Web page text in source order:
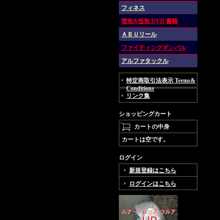
フィネス
雷魚&怪魚 DVD 書籍
ＡＢＵリール
ファイティングギンバル
アルファタックル
特定商取引法表示 Terms&
Conditions
リンク集
ショッピングカート
カートの中身
カートは空です。
ログイン
新規登録はこちら
ログインはこちら